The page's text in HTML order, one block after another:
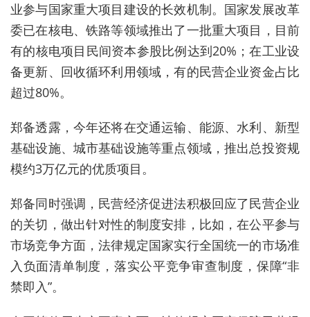
业参与国家重大项目建设的长效机制。国家发展改革
委已在核电、铁路等领域推出了一批重大项目，目前
有的核电项目民间资本参股比例达到20%；在工业设
备更新、回收循环利用领域，有的民营企业资金占比
超过80%。
郑备透露，今年还将在交通运输、能源、水利、新型
基础设施、城市基础设施等重点领域，推出总投资规
模约3万亿元的优质项目。
郑备同时强调，民营经济促进法积极回应了民营企业
的关切，做出针对性的制度安排，比如，在公平参与
市场竞争方面，法律规定国家实行全国统一的市场准
入负面清单制度，落实公平竞争审查制度，保障“非
禁即入”。